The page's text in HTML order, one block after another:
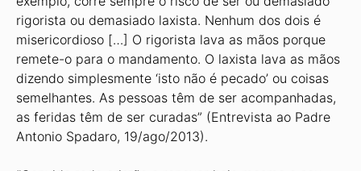
rigorista ou demasiado laxista. Nenhum dos dois é
misericordioso […] O rigorista lava as mãos porque
remete-o para o mandamento. O laxista lava as mãos
dizendo simplesmente ‘isto não é pecado’ ou coisas
semelhantes. As pessoas têm de ser acompanhadas,
as feridas têm de ser curadas” (Entrevista ao Padre
Antonio Spadaro, 19/ago/2013).